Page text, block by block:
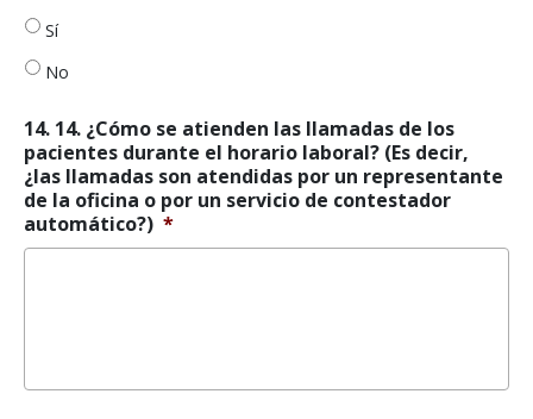
al
paciente
para
24/7.
El
médico
de
guardia
devuelve
de
Sí
No
14. 14. ¿Cómo se atienden las llamadas de los
pacientes durante el horario laboral? (Es decir,
¿las llamadas son atendidas por un representante
de la oficina o por un servicio de contestador
automático?) *